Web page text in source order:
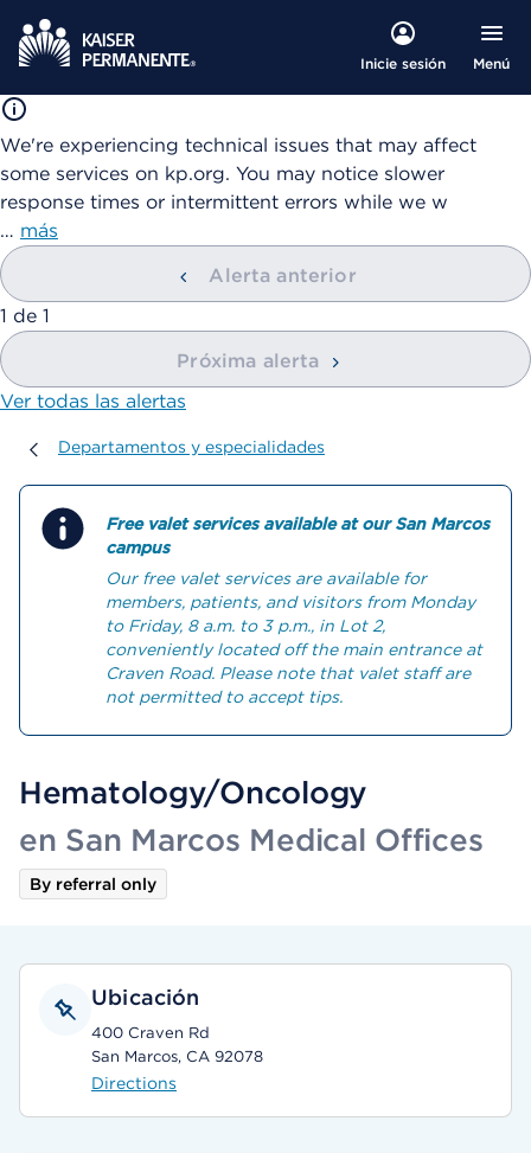
Inicie sesión Menú
We're experiencing technical issues that may affect
some services on kp.org. You may notice slower
response times or intermittent errors while we w
… más
Alerta anterior
mostrando
1 de 1
Próxima alerta
Ver todas las alertas
Departamentos y especialidades
Departamentos y especialidades
Free valet services available at our San Marcos
campus
Our free valet services are available for
members, patients, and visitors from Monday
to Friday, 8 a.m. to 3 p.m., in Lot 2,
conveniently located off the main entrance at
Craven Road. Please note that valet staff are
not permitted to accept tips.
Hematology/Oncology
en San Marcos Medical Offices
By referral only
Ubicación
400 Craven Rd
San Marcos, CA 92078
Directions